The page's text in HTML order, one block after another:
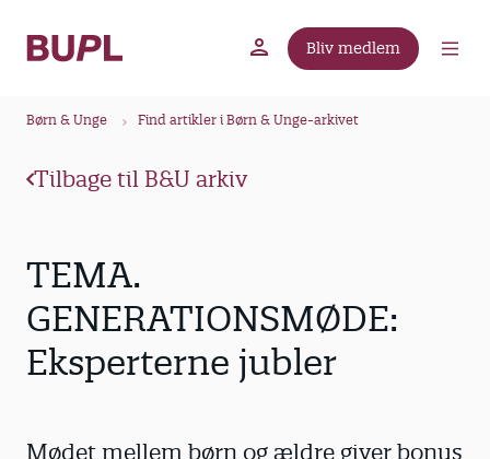
Bliv medlem
Børn & Unge Find artikler i Børn & Unge-arkivet
Tilbage til B&U arkiv
TEMA.
GENERATIONSMØDE:
Eksperterne jubler
Mødet mellem børn og ældre giver bonus